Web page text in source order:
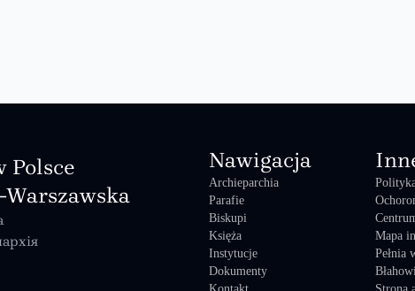
Polsce
Nawigacja
Archieparchia
Parafie
Biskupi
Księża
Instytucje
Dokumenty
Mapa
Pełnia